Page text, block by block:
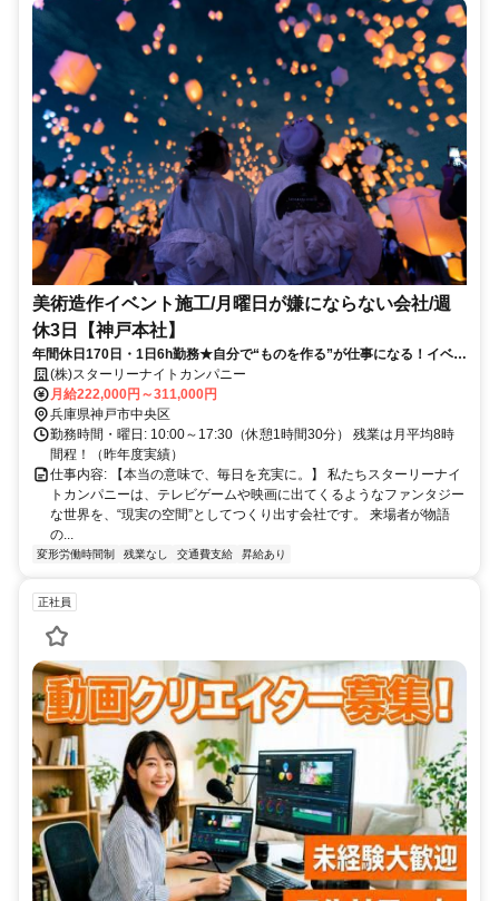
美術造作イベント施工/月曜日が嫌にならない会社/週
休3日【神戸本社】
年間休日170日・1日6h勤務★自分で“ものを作る”が仕事になる！イベン
ト造作の施工スタッフ募集
(株)スターリーナイトカンパニー
月給222,000円～311,000円
兵庫県神戸市中央区
勤務時間・曜日: 10:00～17:30（休憩1時間30分） 残業は月平均8時
間程！（昨年度実績）
仕事内容: 【本当の意味で、毎日を充実に。】 私たちスターリーナイ
トカンパニーは、テレビゲームや映画に出てくるようなファンタジー
な世界を、“現実の空間”としてつくり出す会社です。 来場者が物語
の...
変形労働時間制 残業なし 交通費支給 昇給あり
正社員